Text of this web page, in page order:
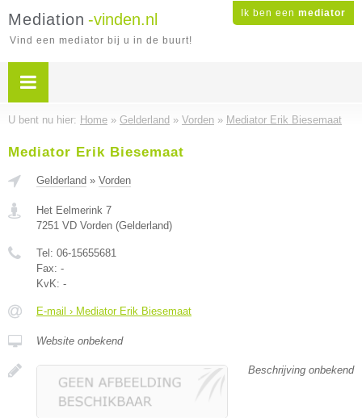
Ik ben een mediator
Mediation -vinden.nl
Vind een mediator bij u in de buurt!
U bent nu hier: Home » Gelderland » Vorden » Mediator Erik Biesemaat
Mediator Erik Biesemaat
Gelderland » Vorden
Het Eelmerink 7
7251 VD Vorden (Gelderland)
Tel: 06-15655681
Fax: -
KvK: -
E-mail › Mediator Erik Biesemaat
Website onbekend
Beschrijving onbekend